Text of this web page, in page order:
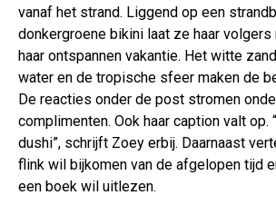
vanaf het strand. Liggend op een
donkergroene bikini laat ze haar
haar ontspannen vakantie. Het witte
water en de tropische sfeer maken de
De reacties onder de post stromen
complimenten. Ook haar caption valt op.
dushi”, schrijft Zoey erbij. Daarnaast
flink wil bijkomen van de afgelopen tijd
een boek wil uitlezen.